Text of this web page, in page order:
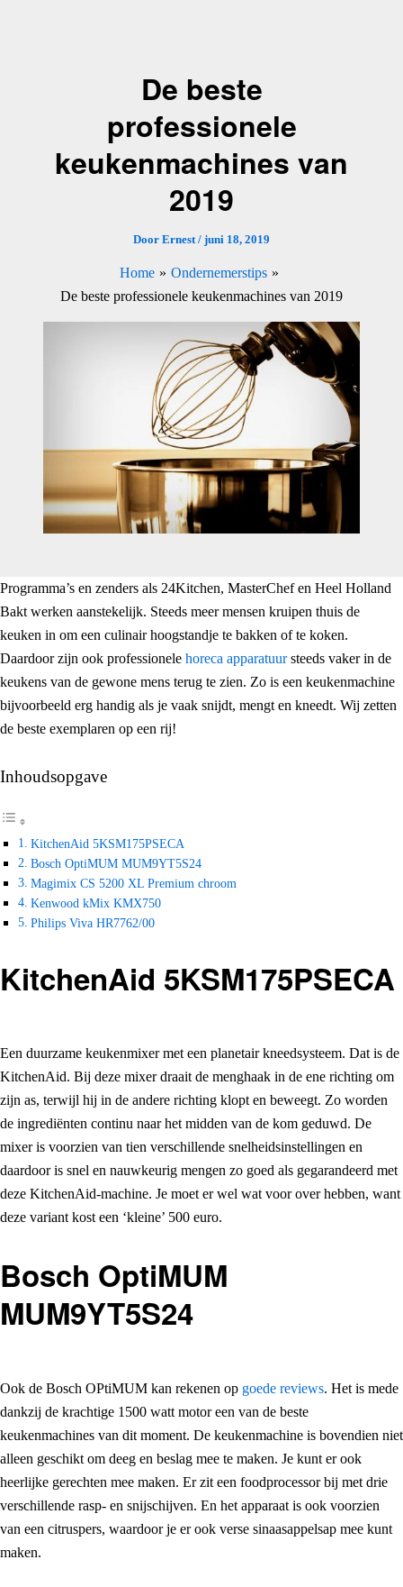
De beste
professionele
keukenmachines van
2019
Door Ernest/ juni 18, 2019
Home
Ondernemerstips
De beste professionele keukenmachines van 2019
Programma’s en zenders als 24Kitchen, MasterChef en Heel Holland
Bakt werken aanstekelijk. Steeds meer mensen kruipen thuis de
keuken in om een culinair hoogstandje te bakken of te koken.
Daardoor zijn ook professionele horeca apparatuursteeds vaker in de
keukens van de gewone mens terug te zien. Zo is een keukenmachine
bijvoorbeeld erg handig als je vaak snijdt, mengt en kneedt. Wij zetten
de beste exemplaren op een rij!
Inhoudsopgave
KitchenAid 5KSM175PSECA
Bosch OptiMUM MUM9YT5S24
Magimix CS 5200 XL Premium chroom
Kenwood kMix KMX750
Philips Viva HR7762/00
KitchenAid 5KSM175PSECA
Een duurzame keukenmixer met een planetair kneedsysteem. Dat is de
KitchenAid. Bij deze mixer draait de menghaak in de ene richting om
zijn as, terwijl hij in de andere richting klopt en beweegt. Zo worden
de ingrediënten continu naar het midden van de kom geduwd. De
mixer is voorzien van tien verschillende snelheidsinstellingen en
daardoor is snel en nauwkeurig mengen zo goed als gegarandeerd met
deze KitchenAid-machine. Je moet er wel wat voor over hebben, want
deze variant kost een ‘kleine’ 500 euro.
Bosch OptiMUM
MUM9YT5S24
Ook de Bosch OPtiMUM kan rekenen op goede reviews. Het is mede
dankzij de krachtige 1500 watt motor een van de beste
keukenmachines van dit moment. De keukenmachine is bovendien niet
alleen geschikt om deeg en beslag mee te maken. Je kunt er ook
heerlijke gerechten mee maken. Er zit een foodprocessor bij met drie
verschillende rasp- en snijschijven. En het apparaat is ook voorzien
van een citruspers, waardoor je er ook verse sinaasappelsap mee kunt
maken.